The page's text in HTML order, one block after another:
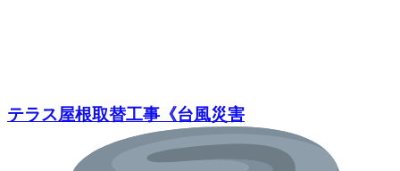
テラス屋根取替工事《台風災害